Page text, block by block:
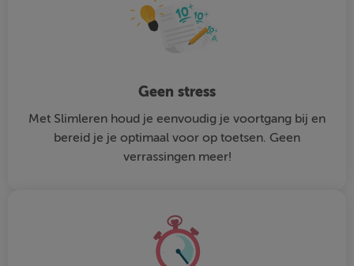
Geen stress
Met Slimleren houd je eenvoudig je voortgang bij en
bereid je je optimaal voor op toetsen. Geen
verrassingen meer!